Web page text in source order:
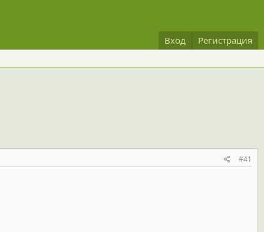
Вход Регистрация
#41